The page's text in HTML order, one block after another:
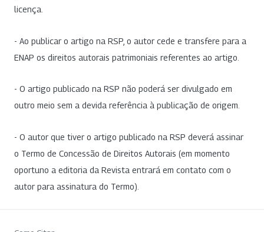
licença.
- Ao publicar o artigo na RSP, o autor cede e transfere para a
ENAP os direitos autorais patrimoniais referentes ao artigo.
- O artigo publicado na RSP não poderá ser divulgado em
outro meio sem a devida referência à publicação de origem.
- O autor que tiver o artigo publicado na RSP deverá assinar
o Termo de Concessão de Direitos Autorais (em momento
oportuno a editoria da Revista entrará em contato com o
autor para assinatura do Termo).